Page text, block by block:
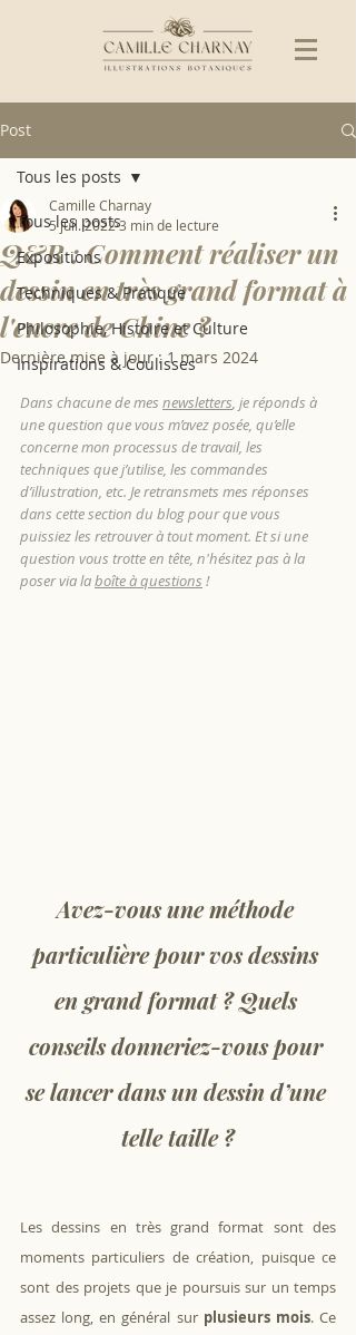
Post
Tous les posts
Expositions
Techniques & Pratique
Philosophie, Histoire et Culture
Inspirations & Coulisses
Tous les posts
Q&R : Comment réaliser un
dessin en très grand format à
l'encre de Chine ?
Camille Charnay
5 juil. 20223 min de lecture
Dernière mise à jour :1 mars 2024
Dans chacune de mes newsletters, je réponds à
une question que vous m’avez posée, qu’elle
concerne mon processus de travail, les
techniques que j’utilise, les commandes
d’illustration, etc. Je retransmets mes réponses
dans cette section du blog pour que vous
puissiez les retrouver à tout moment. Et si une
question vous trotte en tête, n'hésitez pas à la
poser via la boîte à questions !
Avez-vous une méthode
particulière pour vos dessins
en grand format ? Quels
conseils donneriez-vous pour
se lancer dans un dessin d’une
telle taille ?
Les dessins en très grand format sont des
moments particuliers de création, puisque ce
sont des projets que je poursuis sur un temps
assez long, en général sur plusieurs mois. Ce